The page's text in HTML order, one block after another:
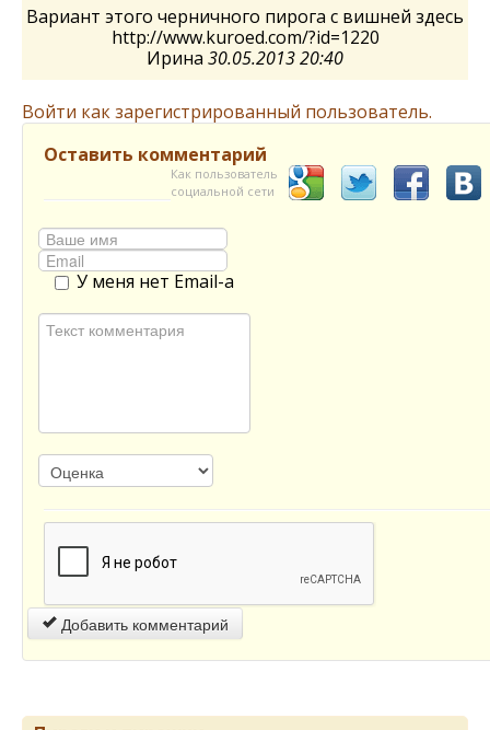
Вариант этого черничного пирога с вишней здесь
http://www.kuroed.com/?id=1220
Ирина 30.05.2013 20:40
Войти как зарегистрированный пользователь.
Оставить комментарий
Как пользователь
социальной сети
У меня нет Email-а
Добавить комментарий